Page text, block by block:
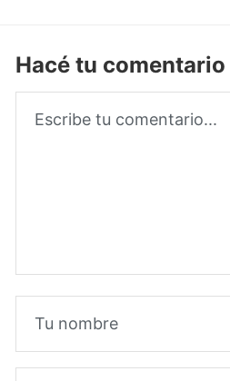
Hacé tu comentario